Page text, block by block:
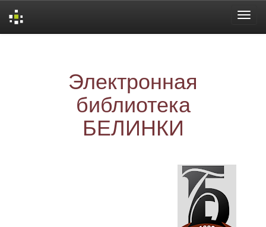
Электронная
библиотека
БЕЛИНКИ